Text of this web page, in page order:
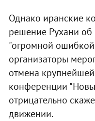
Однако иранские
решение Рухани
"огромной
организаторы
отмена
конференции
отрицательно
движении.